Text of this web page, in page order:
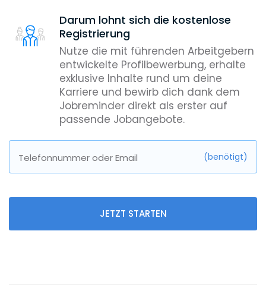
Darum lohnt sich die kostenlose
Registrierung
Nutze die mit führenden Arbeitgebern
entwickelte Profilbewerbung, erhalte
exklusive Inhalte rund um deine
Karriere und bewirb dich dank dem
Jobreminder direkt als erster auf
passende Jobangebote.
Telefonnummer oder Email (benötigt)
JETZT STARTEN